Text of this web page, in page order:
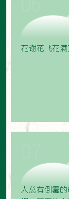
花谢花飞花
人总有倒霉